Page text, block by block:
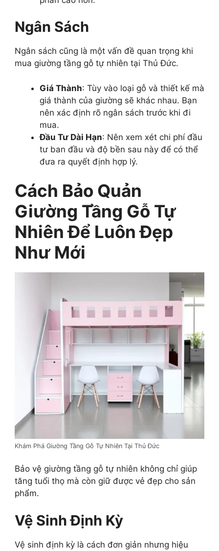
Ngân Sách
Ngân sách cũng là một vấn đề quan trọng khi
mua giường tầng gỗ tự nhiên tại Thủ Đức.
Giá Thành: Tùy vào loại gỗ và thiết kế mà
giá thành của giường sẽ khác nhau. Bạn
nên xác định rõ ngân sách trước khi đi
mua.
Đầu Tư Dài Hạn: Nên xem xét chi phí đầu
tư ban đầu và độ bền sau này để có thể
đưa ra quyết định hợp lý.
Cách Bảo Quản
Giường Tầng Gỗ Tự
Nhiên Để Luôn Đẹp
Như Mới
Khám Phá Giường Tầng Gỗ Tự Nhiên Tại Thủ Đức
Bảo vệ giường tầng gỗ tự nhiên không chỉ giúp
tăng tuổi thọ mà còn giữ được vẻ đẹp cho sản
phẩm.
Vệ Sinh Định Kỳ
Vệ sinh định kỳ là cách đơn giản nhưng hiệu